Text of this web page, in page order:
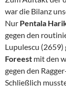
war die Bilanz
Nur Pentala
gegen den
Lupulescu (2659)
Foreest mit den
gegen den
Schließlich